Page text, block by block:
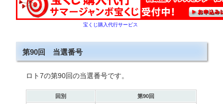
宝くじ購入代行サービス
第90回 当選番号
ロト7の第90回の当選番号です。
回別
第90回